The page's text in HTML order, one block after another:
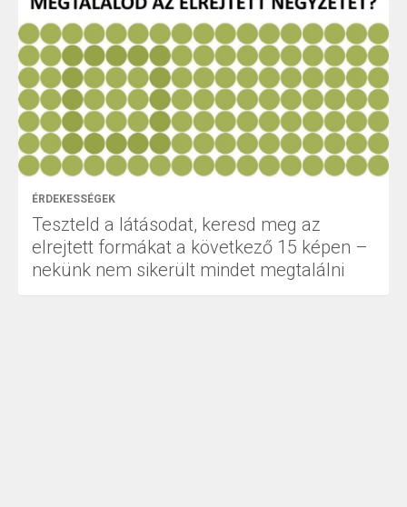
ÉRDEKESSÉGEK
Teszteld a látásodat, keresd meg az
elrejtett formákat a következő 15 képen –
nekünk nem sikerült mindet megtalálni